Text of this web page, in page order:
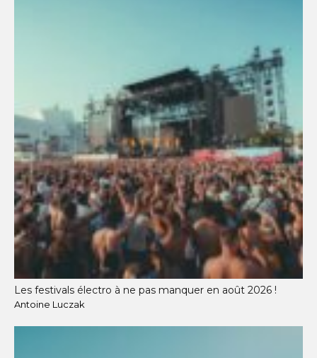
Les festivals électro à ne pas manquer en août 2026 !
Antoine Luczak